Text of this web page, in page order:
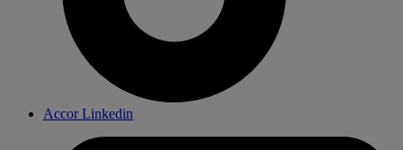
Accor Linkedin